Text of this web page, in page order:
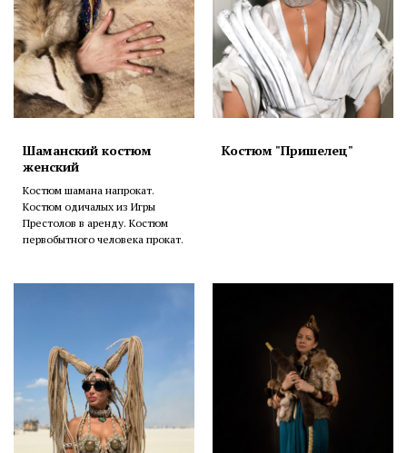
Шаманский костюм
женский
Костюм шамана напрокат.
Костюм одичалых из Игры
Престолов в аренду. Костюм
первобытного человека прокат.
Костюм "Пришелец"